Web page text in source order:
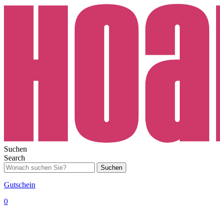
Suchen
Search
Suchen
Gutschein
0